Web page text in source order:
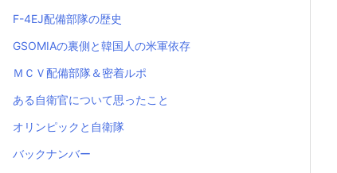
F-4EJ配備部隊の歴史
GSOMIAの裏側と韓国人の米軍依存
ＭＣＶ配備部隊＆密着ルポ
ある自衛官について思ったこと
オリンピックと自衛隊
バックナンバー